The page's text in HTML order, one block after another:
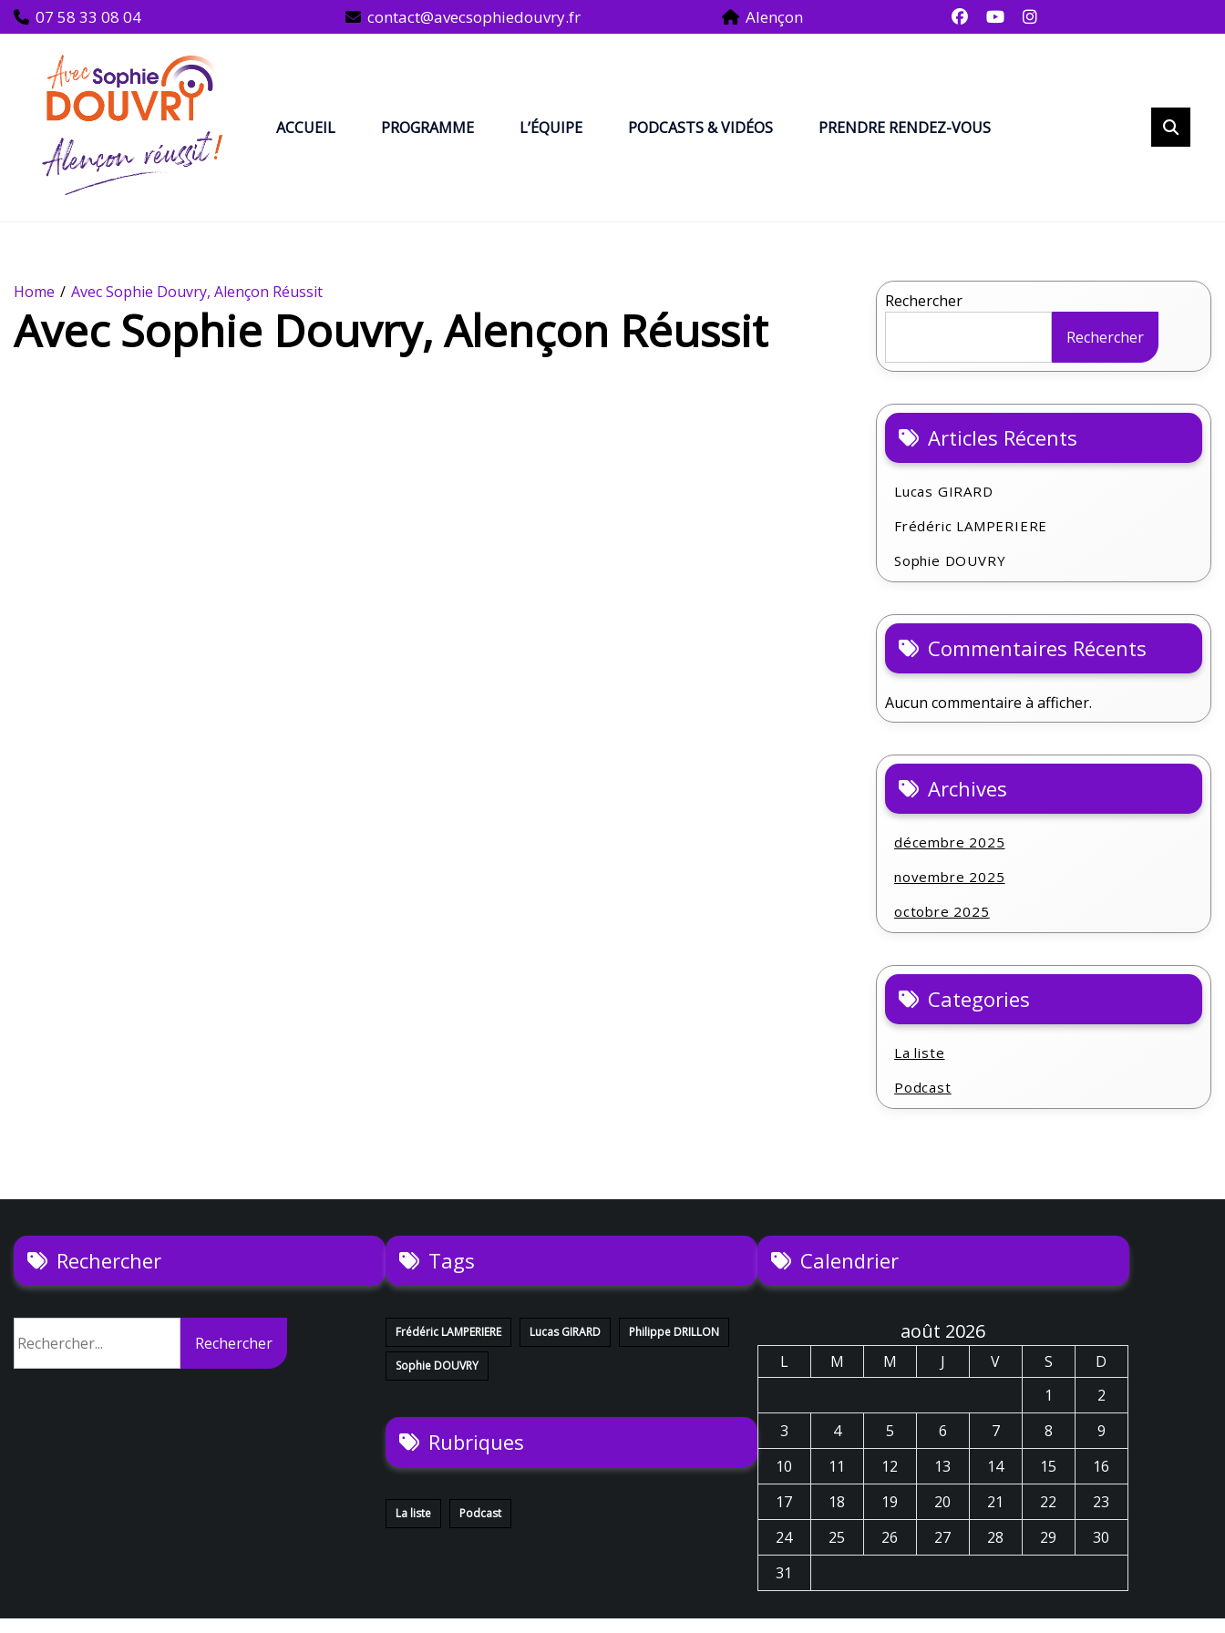
Skip
to
07 58 33 08 04 contact@avecsophiedouvry.fr Alençon
ACCUEIL PROGRAMME L’ÉQUIPE PODCASTS & VIDÉOS PRENDRE RENDEZ-VOUS
Home Avec Sophie Douvry, Alençon Réussit
Avec Sophie Douvry, Alençon Réussit
Rechercher
Rechercher
Articles Récents
Lucas GIRARD
Frédéric LAMPERIERE
Sophie DOUVRY
Commentaires Récents
Aucun commentaire à afficher.
Archives
décembre 2025
novembre 2025
octobre 2025
Categories
La liste
Podcast
Rechercher
Rechercher
Tags
Frédéric LAMPERIERE Lucas GIRARD Philippe DRILLON
Sophie DOUVRY
Rubriques
La liste Podcast
Calendrier
août 2026
L M M J V S
D
1
2
3
4 5 6 7 8
9
10
11 12 13 14 15
16
17
18 19 20 21 22
23
24
25 26 27 28 29
30
31
« Déc